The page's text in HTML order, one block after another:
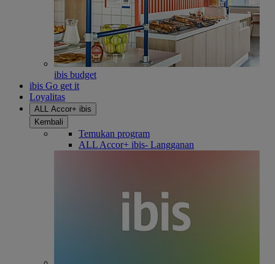
ibis budget
ibis Go get it
Loyalitas
ALL Accor+ ibis
Kembali
Temukan program
ALL Accor+ ibis- Langganan